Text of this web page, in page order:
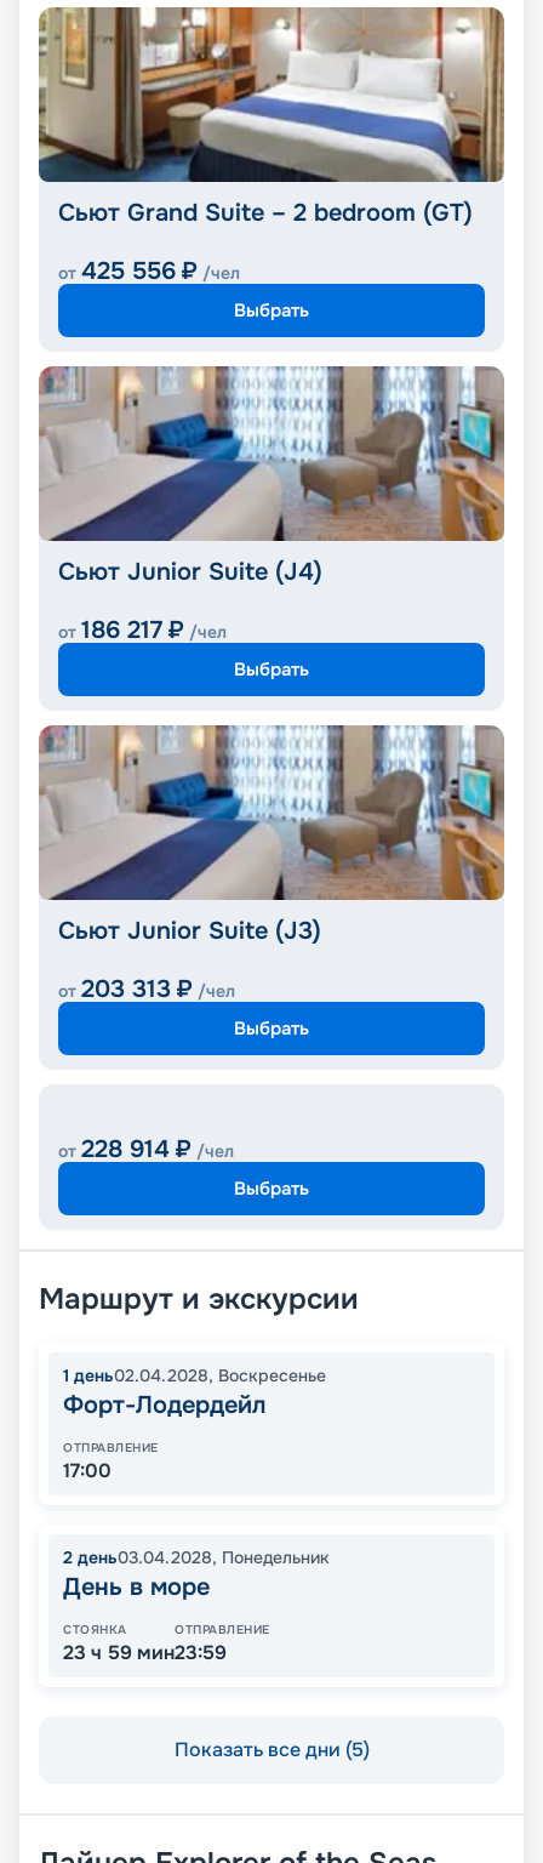
Сьют Grand Suite – 2 bedroom (GT)
от 425 556 ₽ /чел
Выбрать
Сьют Junior Suite (J4)
от 186 217 ₽ /чел
Выбрать
Сьют Junior Suite (J3)
от 203 313 ₽ /чел
Выбрать
от 228 914 ₽ /чел
Выбрать
Маршрут и экскурсии
1 день02.04.2028, Воскресенье
Форт-Лодердейл
ОТПРАВЛЕНИЕ
17:00
2 день03.04.2028, Понедельник
День в море
СТОЯНКА
23 ч 59 мин
ОТПРАВЛЕНИЕ
23:59
Показать все дни (5)